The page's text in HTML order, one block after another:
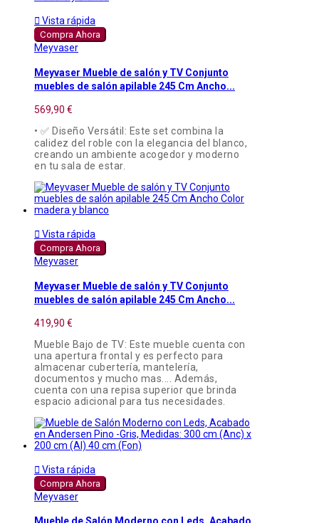
 Vista rápida
Compra Ahora
Meyvaser
Meyvaser Mueble de salón y TV Conjunto
muebles de salón apilable 245 Cm Ancho...
569,90 €
• ✅ Diseño Versátil: Este set combina la
calidez del roble con la elegancia del blanco,
creando un ambiente acogedor y moderno
en tu sala de estar.
 Vista rápida
Compra Ahora
Meyvaser
Meyvaser Mueble de salón y TV Conjunto
muebles de salón apilable 245 Cm Ancho...
419,90 €
Mueble Bajo de TV: Este mueble cuenta con
una apertura frontal y es perfecto para
almacenar cubertería, mantelería,
documentos y mucho mas.... Además,
cuenta con una repisa superior que brinda
espacio adicional para tus necesidades.
 Vista rápida
Compra Ahora
Meyvaser